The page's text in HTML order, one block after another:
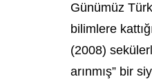
Günümüz
bilimlere
(2008)
arınmış” bir